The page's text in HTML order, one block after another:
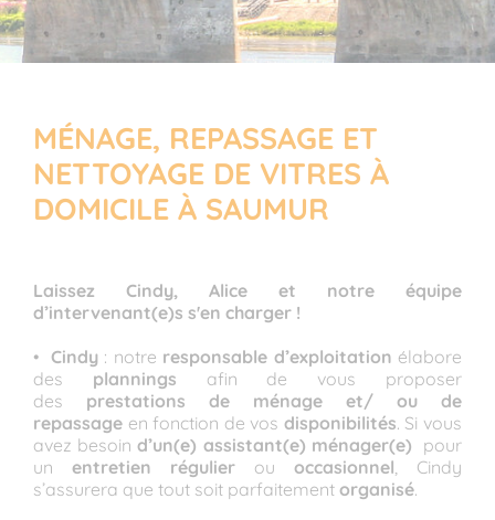
MÉNAGE, REPASSAGE ET
NETTOYAGE DE VITRES À
DOMICILE À SAUMUR
Laissez Cindy, Alice et notre équipe
d’intervenant(e)s s'en charger !
• Cindy : notre responsable d’exploitation élabore
des plannings afin de vous proposer
des prestations de ménage et/ ou de
repassage en fonction de vos disponibilités. Si vous
avez besoind’un(e) assistant(e) ménager(e) pour
un entretien régulier ou occasionnel , Cindy
s’assurera que tout soit parfaitement organisé.